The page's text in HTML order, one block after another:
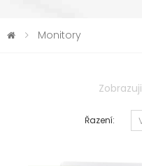
Monitory
Zobrazuji
Řazení: